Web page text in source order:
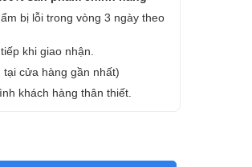
bị lỗi trong vòng 3 ngày theo
khi giao nhận.
cửa hàng gần nhất)
khách hàng thân thiết.